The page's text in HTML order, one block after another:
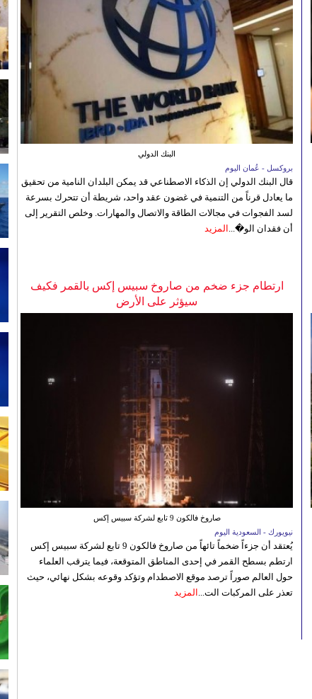
البنك الدولي
بروكسل - عُمان اليوم
قال البنك الدولي إن الذكاء الاصطناعي قد يمكن البلدان النامية من تحقيق
ما يعادل قرناً من التنمية في غضون عقد واحد، شريطة أن تتحرك بسرعة
لسد الفجوات في مجالات الطاقة والاتصال والمهارات. وخلص التقرير إلى
أن فقدان الو�... المزيد
ارتطام جزء ضخم من صاروخ سبيس إكس بالقمر فكيف
سيؤثر على الأرض
صاروخ فالكون 9 تابع لشركة سبيس إكس
نيويورك - السعودية اليوم
يُعتقد أن جزءاً ضخماً تائهاً من صاروخ فالكون 9 تابع لشركة سبيس إكس
ارتطم بسطح القمر في إحدى المناطق المتوقعة، فيما يترقب العلماء
حول العالم صوراً ترصد موقع الاصطدام وتؤكد وقوعه بشكل نهائي، حيث
تعذر على المركبات الت... المزيد